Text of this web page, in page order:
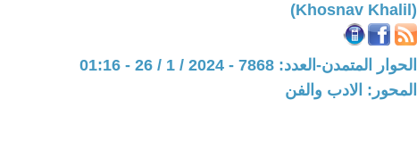
(Khosnav Khalil)
الحوار المتمدن-العدد: 7868 - 2024 / 1 / 26 - 01:16
المحور: الادب والفن